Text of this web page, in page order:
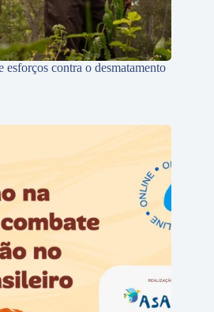
esforços contra o desmatamento